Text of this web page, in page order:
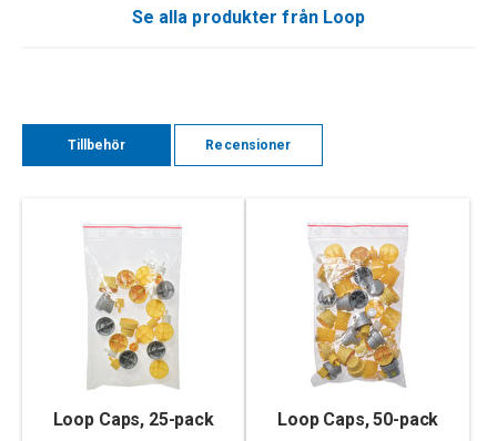
Se alla produkter från Loop
Tillbehör Recensioner
Loop Caps, 25-pack Loop Caps, 50-pack